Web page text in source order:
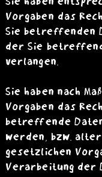
Vorgaben das
Sie betreffenden
der Sie
verlangen.
Sie haben nach
Vorgaben das
betreffende
werden, bzw.
gesetzlichen
Verarbeitung der